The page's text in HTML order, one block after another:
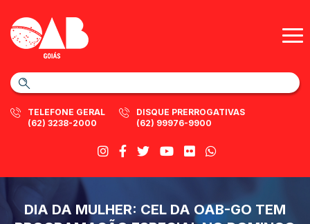
TELEFONE GERAL
(62) 3238-2000
DISQUE PRERROGATIVAS
(62) 99976-9900
DIA DA MULHER: CEL DA OAB-GO TEM